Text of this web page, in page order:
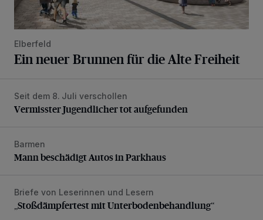
Elberfeld
Ein neuer Brunnen für die Alte Freiheit
Vermisster Jugendlicher tot aufgefunden
Seit dem 8. Juli verschollen
Vermisster Jugendlicher tot aufgefunden
Mann beschädigt Autos in Parkhaus
Barmen
Mann beschädigt Autos in Parkhaus
„Stoßdämpfertest mit Unterbodenbehandlung“
Briefe von Leserinnen und Lesern
„Stoßdämpfertest mit Unterbodenbehandlung“